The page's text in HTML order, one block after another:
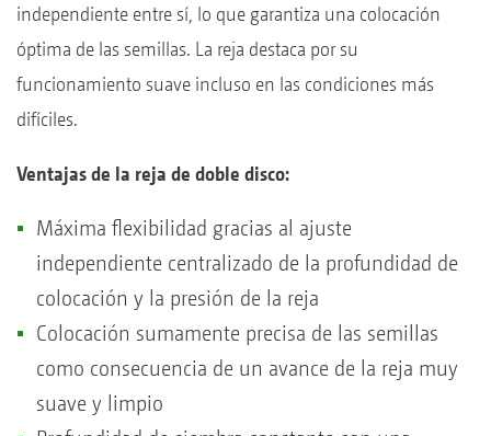
independiente entre sí, lo que garantiza una colocación
óptima de las semillas. La reja destaca por su
funcionamiento suave incluso en las condiciones más
difíciles.
Ventajas de la reja de doble disco:
Máxima flexibilidad gracias al ajuste
independiente centralizado de la profundidad de
colocación y la presión de la reja
Colocación sumamente precisa de las semillas
como consecuencia de un avance de la reja muy
suave y limpio